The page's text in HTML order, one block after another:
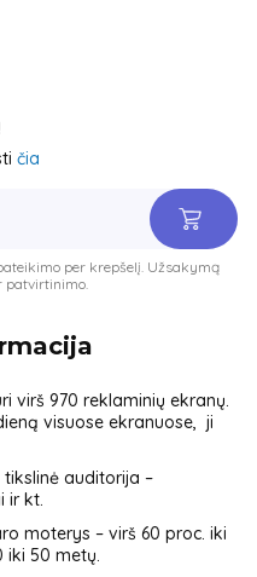
čia
per krepšelį. Užsakymą
patvirtinimo.
virš 970 reklaminių ekranų.
visuose ekranuose, ji
tikslinė auditorija –
ir kt.
moterys – virš 60 proc. iki
iki 50 metų.